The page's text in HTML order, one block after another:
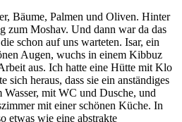
Bäume, Palmen und Oliven. Hinter
zum Moshav. Und dann war da das
schon auf uns warteten. Isar, ein
Augen, wuchs in einem Kibbuz
aus. Ich hatte eine Hütte mit Klo
sich heraus, dass sie ein anständiges
mit WC und Dusche, und
mit einer schönen Küche. In
etwas wie eine abstrakte